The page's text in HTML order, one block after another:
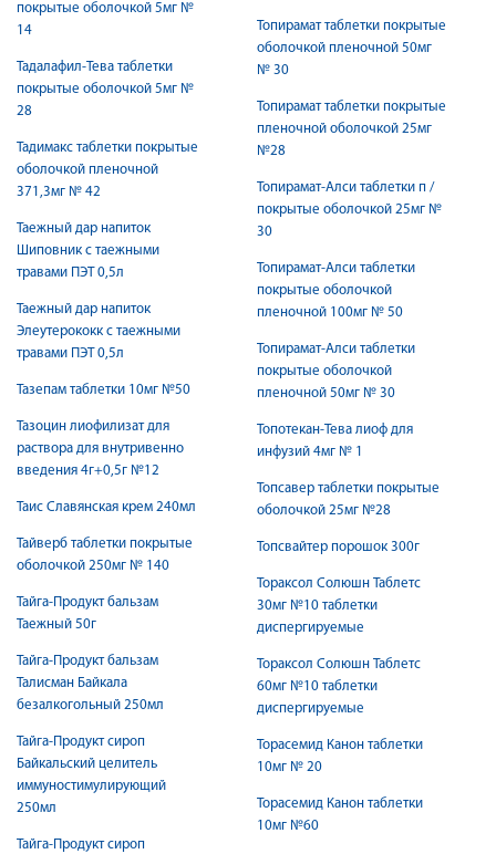
покрытые оболочкой 5мг №
14
Тадалафил-Тева таблетки
покрытые оболочкой 5мг №
28
Тадимакс таблетки покрытые
оболочкой пленочной
371,3мг № 42
Таежный дар напиток
Шиповник с таежными
травами ПЭТ 0,5л
Таежный дар напиток
Элеутерококк с таежными
травами ПЭТ 0,5л
Тазепам таблетки 10мг №50
Тазоцин лиофилизат для
раствора для внутривенно
введения 4г+0,5г №12
Таис Славянская крем 240мл
Тайверб таблетки покрытые
оболочкой 250мг № 140
Тайга-Продукт бальзам
Таежный 50г
Тайга-Продукт бальзам
Талисман Байкала
безалкогольный 250мл
Тайга-Продукт сироп
Байкальский целитель
иммуностимулирующий
250мл
Тайга-Продукт сироп
Топирамат таблетки покрытые
оболочкой пленочной 50мг
№ 30
Топирамат таблетки покрытые
пленочной оболочкой 25мг
№28
Топирамат-Алси таблетки п /
покрытые оболочкой 25мг №
30
Топирамат-Алси таблетки
покрытые оболочкой
пленочной 100мг № 50
Топирамат-Алси таблетки
покрытые оболочкой
пленочной 50мг № 30
Топотекан-Тева лиоф для
инфузий 4мг № 1
Топсавер таблетки покрытые
оболочкой 25мг №28
Топсвайтер порошок 300г
Тораксол Солюшн Таблетс
30мг №10 таблетки
диспергируемые
Тораксол Солюшн Таблетс
60мг №10 таблетки
диспергируемые
Торасемид Канон таблетки
10мг № 20
Торасемид Канон таблетки
10мг №60